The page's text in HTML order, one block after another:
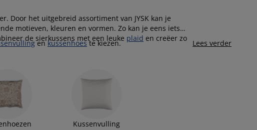
Door het uitgebreid assortiment van JYSK kan je
motieven, kleuren en vormen. Zo kan je eens iets
de sierkussens met een leuke plaid en creëer zo
enkussenhoeste kiezen. Lees verder
Kussenvulling